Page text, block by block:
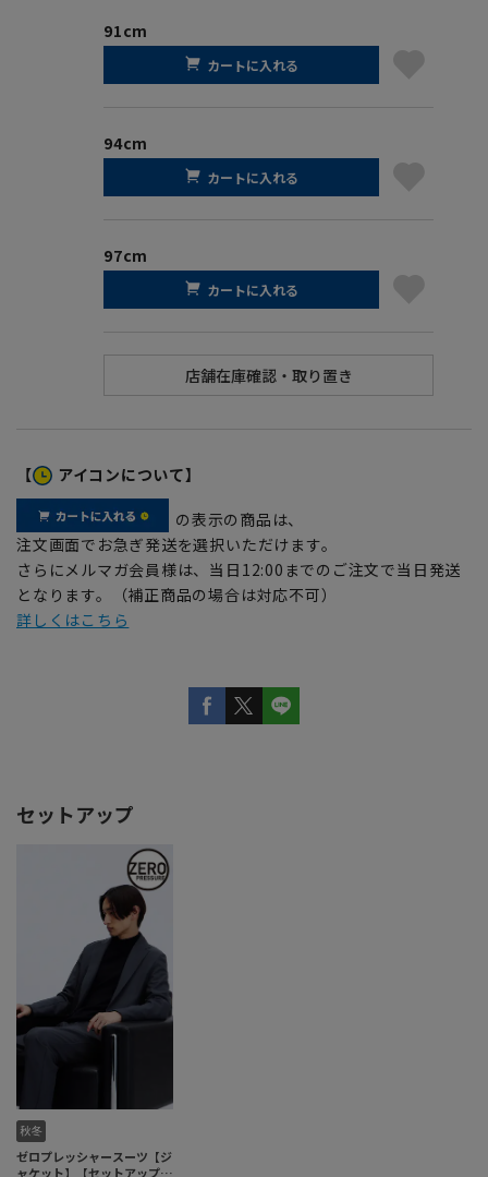
91cm
カートに入れる
94cm
カートに入れる
97cm
カートに入れる
【 アイコンについて】
の表示の商品は、
注文画面でお急ぎ発送を選択いただけます。
さらにメルマガ会員様は、当日12:00までのご注文で当日発送
となります。（補正商品の場合は対応不可）
詳しくはこちら